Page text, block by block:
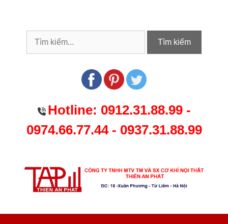
Tìm kiếm
Hotline: 0912.31.88.99-
0974.66.77.44- 0937.31.88.99